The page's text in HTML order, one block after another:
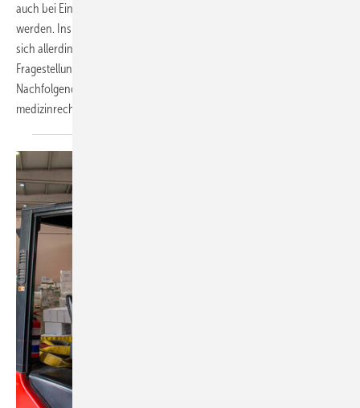
auch bei Einstellungs- und Eignungsuntersuchungen vorstellig
werden. Insbesondere in Bezug auf leichtinvasive Maßnahmen stellt
sich allerdings für die Ärztin oder den Arzt dann immer die
Fragestellung der Einwilligungsfähigkeit von Minderjährigen.
Nachfolgender Beitrag erörtert diese Fragestellung in
medizinrechtlicher